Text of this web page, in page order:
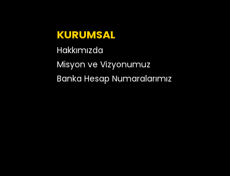
KURUMSAL
Hakkımızda
Misyon ve Vizyonumuz
Banka Hesap Numaralarımız